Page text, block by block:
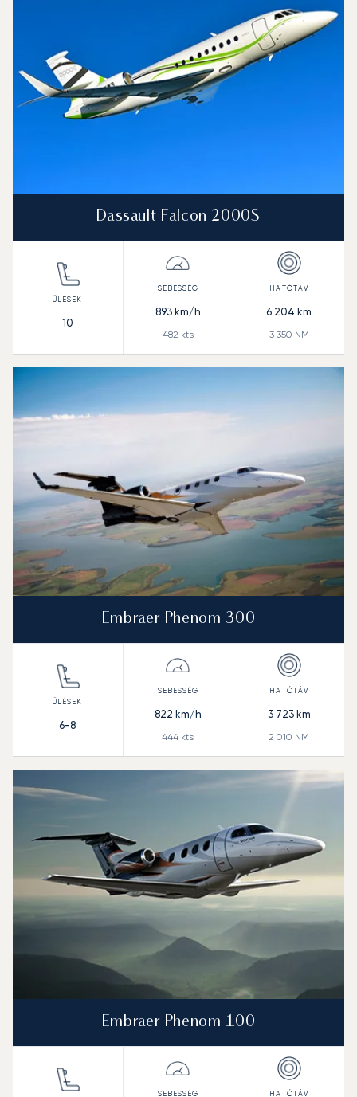
Dassault Falcon 2000S
10
893km/h
482 kts
6 204 km
3 350 NM
Embraer Phenom 300
6-8
822 km/h
444 kts
3 723km
2 010 NM
Embraer Phenom 100